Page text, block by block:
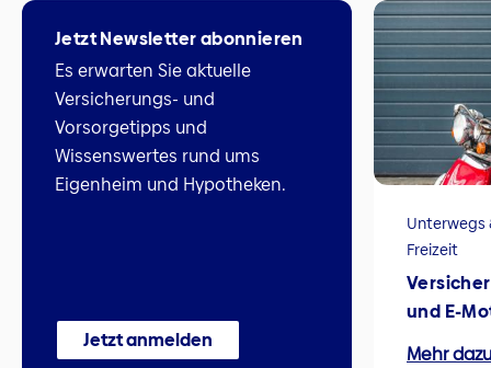
Jetzt Newsletter abonnieren
Es erwarten Sie aktuelle
Versicherungs- und
Vorsorgetipps und
Wissenswertes rund ums
Eigenheim und Hypotheken.
Jetzt anmelden
Unterwegs
Freizeit
und E-
Mehr